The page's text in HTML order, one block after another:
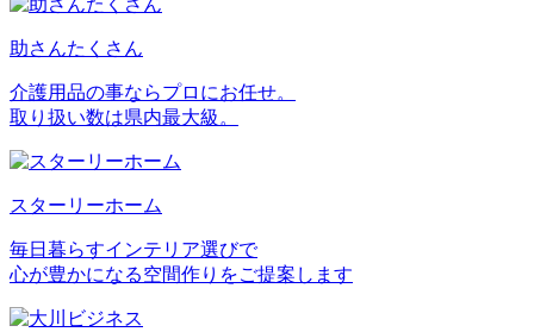
助さんたくさん
介護用品の事ならプロにお任せ。
取り扱い数は県内最大級。
スターリーホーム
毎日暮らすインテリア選びで
心が豊かになる空間作りをご提案します